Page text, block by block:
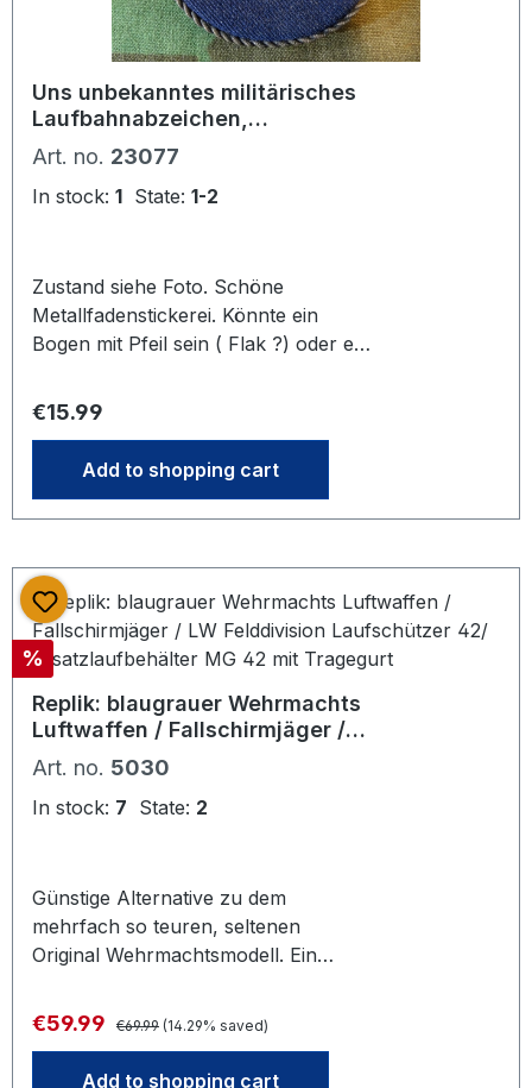
Uns unbekanntes militärisches
Laufbahnabzeichen,
wahrscheinlich 2. Weltkrieg.
Marine oder Flak ?
Art. no. 23077
In stock: 1 State: 1-2
Zustand siehe Foto. Schöne
Metallfadenstickerei. Könnte ein
Bogen mit Pfeil sein ( Flak ?) oder ein
blaugrauer Garbadine Stoff , würde
Offizier passen. War im Nachlass
eines Wehrmachts Offiziers,
wahrscheinlich ein Souvenir aus dem
deutsch ist. Über Hinweise zur
genauen Zuordnung würden wir uns
feuen - man lernt nie aus und wird
nie alles kennen...
Regular price:
€15.99
Add to shopping cart
Discount
%
Replik: blaugrauer Wehrmachts
Luftwaffen / Fallschirmjäger /
LW Felddivision Laufschützer
42/ Ersatzlaufbehälter MG 42
mit Tragegurt
Art. no. 5030
In stock: 7 State: 2
Günstige Alternative zu dem
mehrfach so teuren, seltenen
Original Wehrmachtsmodell. Ein
frühen Nachkriegszeit. Teils auf
Originalmaschinen aus dem Krieg
gefertigt. Praktisch nur anhand der
Sale price:
€59.99 Regular price:
€69.99 (14.29% saved)
Add to shopping cart